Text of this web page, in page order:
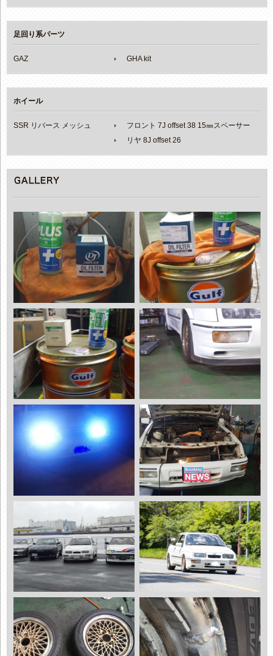
足回り系パーツ
GAZ GHA kit
ホイール
SSR リバース メッシュ
フロント 7J offset 38 15㎜スペーサー
リヤ 8J offset 26